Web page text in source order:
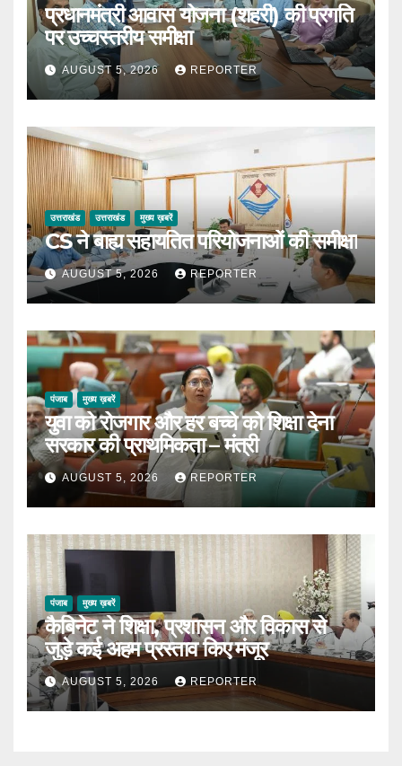
प्रधानमंत्री आवास योजना (शहरी) की प्रगति
पर उच्चस्तरीय समीक्षा
AUGUST 5, 2026 REPORTER
उत्तराखंड उत्तराखंड मुख्य ख़बरें
CS ने बाह्य सहायतित परियोजनाओं की समीक्षा
AUGUST 5, 2026 REPORTER
पंजाब मुख्य ख़बरें
युवा को रोजगार और हर बच्चे को शिक्षा देना
सरकार की प्राथमिकता – मंत्री
AUGUST 5, 2026 REPORTER
पंजाब मुख्य ख़बरें
कैबिनेट ने शिक्षा, प्रशासन और विकास से
जुड़े कई अहम प्रस्ताव किए मंजूर
AUGUST 5, 2026 REPORTER